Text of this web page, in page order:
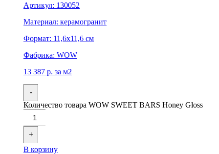
Артикул: 130052
Материал: керамогранит
Формат: 11,6x11,6 см
Фабрика: WOW
13 387 р. за м2
-
Количество товара WOW SWEET BARS Honey Gloss
+
В корзину